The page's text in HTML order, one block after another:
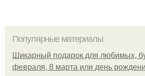
Популярные материалы
Шикарный подарок для любимых,
февраля, 8 марта или день